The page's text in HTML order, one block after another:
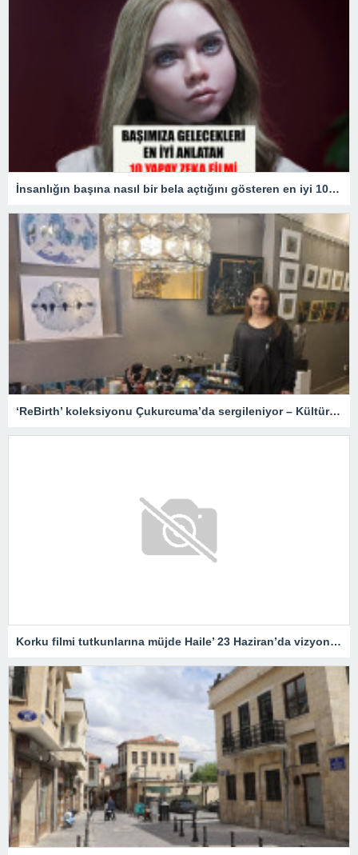
İnsanlığın başına nasıl bir bela açtığını gösteren en iyi 10 yapay zekâ filmi!
‘ReBirth’ koleksiyonu Çukurcuma’da sergileniyor – Kültür Sanat & Sinema
Korku filmi tutkunlarına müjde Haile’ 23 Haziran’da vizyonda